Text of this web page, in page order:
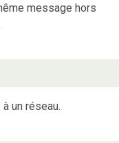
message hors
un réseau.